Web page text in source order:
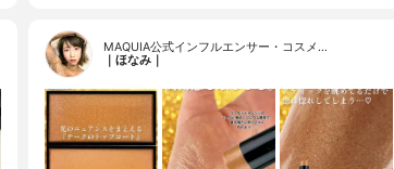
MAQUIA公式インフルエンサー・コスメ…
｜ほなみ｜